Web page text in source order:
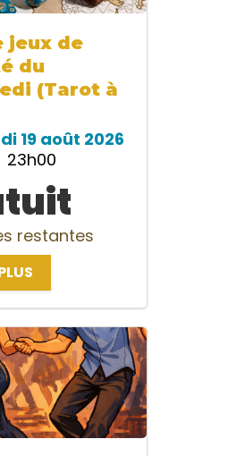
jeux de
du
(Tarot à
19 août 2026
23h00
restantes